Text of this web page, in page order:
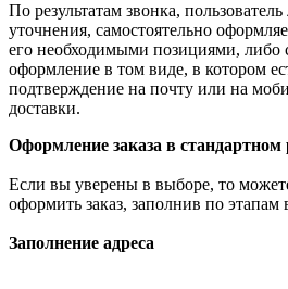
По результатам звонка,
уточнения, самостоятельно
его необходимыми позициями, либо
оформление в том виде, в котором
подтверждение на почту или на
доставки.
Оформление заказа в
Если вы уверены в выборе, то
оформить заказ, заполнив по
Заполнение адреса